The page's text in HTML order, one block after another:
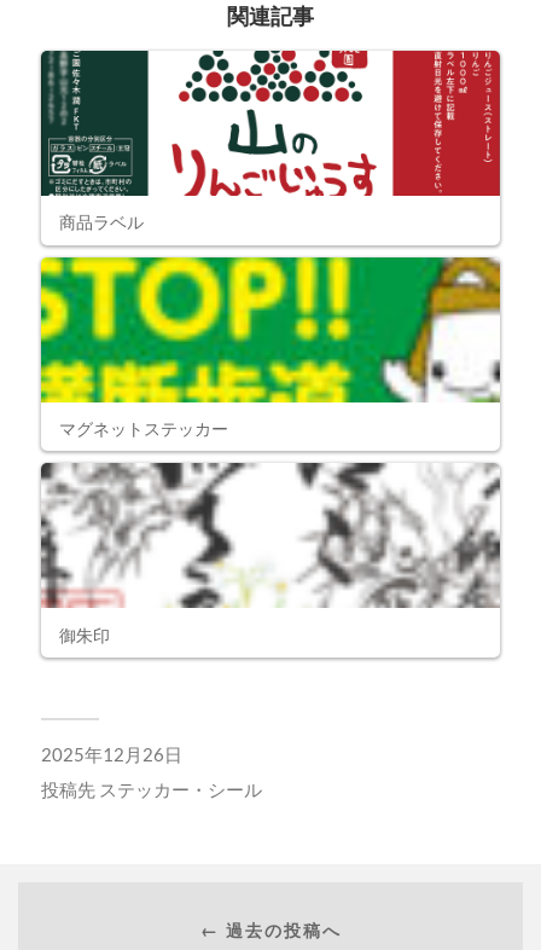
関連記事
商品ラベル
マグネットステッカー
御朱印
2025年12月26日
投稿先 ステッカー・シール
← 過去の投稿へ